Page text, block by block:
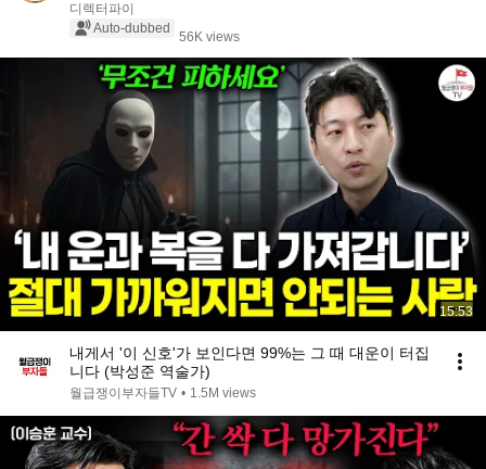
디렉터파이
Auto-dubbed
56K views
15:53
내게서 '이 신호'가 보인다면 99%는 그 때 대운이 터집
니다 (박성준 역술가)
월급쟁이부자들TV • 1.5M views